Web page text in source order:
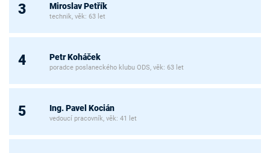
3 Miroslav Petřík
technik, věk: 63 let
4 Petr Koháček
poradce poslaneckého klubu ODS, věk: 63 let
5 Ing. Pavel Kocián
vedoucí pracovník, věk: 41 let